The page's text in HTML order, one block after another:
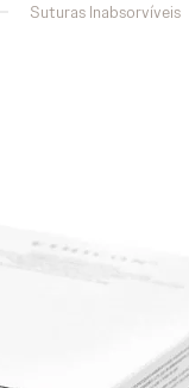
Suturas Inabsorvíveis